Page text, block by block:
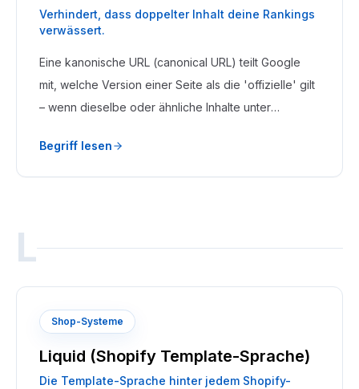
Verhindert, dass doppelter Inhalt deine Rankings
verwässert.
Eine kanonische URL (canonical URL) teilt Google
mit, welche Version einer Seite als die 'offizielle' gilt
– wenn dieselbe oder ähnliche Inhalte unter
<link rel='canonical'>-Tag im HTML gesetzt.
Begriff lesen
L
Shop-Systeme
Liquid (Shopify Template-Sprache)
Die Template-Sprache hinter jedem Shopify-